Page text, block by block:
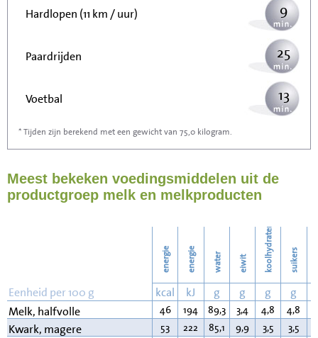
Hardlopen (11 km / uur) 9
Paardrijden 25
Voetbal 13
Stofzuigen
Strijken 43
50
* Tijden zijn berekend met een gewicht van 75,0 kilogram.
Meest bekeken voedingsmiddelen uit de
productgroep melk en melkproducten
energie energie water eiwit koolhydraten suikers
Eenheid per 100 g kcal kJ g g g g
Melk, halfvolle
46 194 89,3 3,4 4,8 4,8
Kwark, magere 53 222 85,1 9,9 3,5 3,5